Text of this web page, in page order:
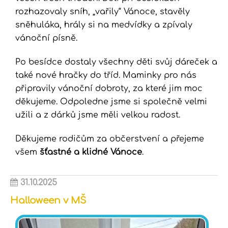
rozhazovaly sníh, „vařily“ Vánoce, stavěly
sněhuláka, hrály si na medvídky a zpívaly
vánoční písně.
Po besídce dostaly všechny děti svůj dáreček a
také nové hračky do tříd. Maminky pro nás
připravily vánoční dobroty, za které jim moc
děkujeme. Odpoledne jsme si společně velmi
užili a z dárků jsme měli velkou radost.
Děkujeme rodičům za občerstvení a přejeme
všem šťastné a klidné Vánoce.
31.10.2025
Halloween v MŠ